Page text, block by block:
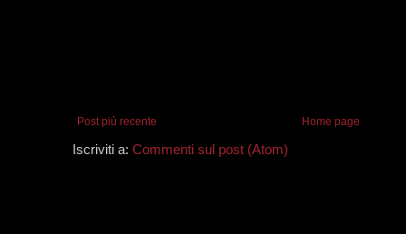
Post più recente Home page
Iscriviti a: Commenti sul post (Atom)